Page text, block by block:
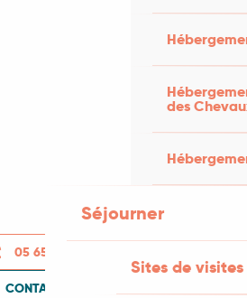
des
Séjourner
Sites de visites
05 65 20 88
CONTACTEZ-NOUS